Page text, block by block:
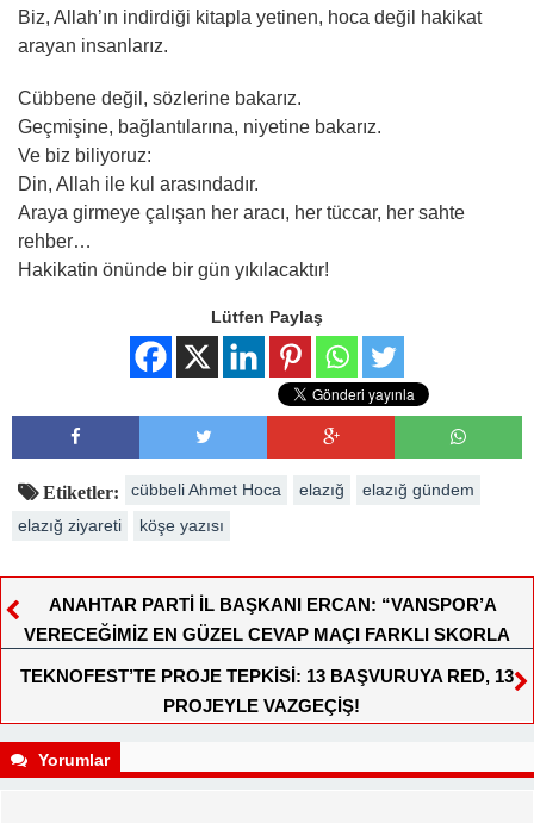
Biz, Allah’ın indirdiği kitapla yetinen, hoca değil hakikat
arayan insanlarız.
Cübbene değil, sözlerine bakarız.
Geçmişine, bağlantılarına, niyetine bakarız.
Ve biz biliyoruz:
Din, Allah ile kul arasındadır.
Araya girmeye çalışan her aracı, her tüccar, her sahte
rehber…
Hakikatin önünde bir gün yıkılacaktır!
Lütfen Paylaş
Etiketler: cübbeli Ahmet Hoca elazığ
elazığ gündem
elazığ ziyareti
köşe yazısı
ANAHTAR PARTİ İL BAŞKANI ERCAN: “VANSPOR’A
VERECEĞİMİZ EN GÜZEL CEVAP MAÇI FARKLI SKORLA
KAZANMAKTIR”
TEKNOFEST’TE PROJE TEPKİSİ: 13 BAŞVURUYA RED, 13
PROJEYLE VAZGEÇİŞ!
Yorumlar